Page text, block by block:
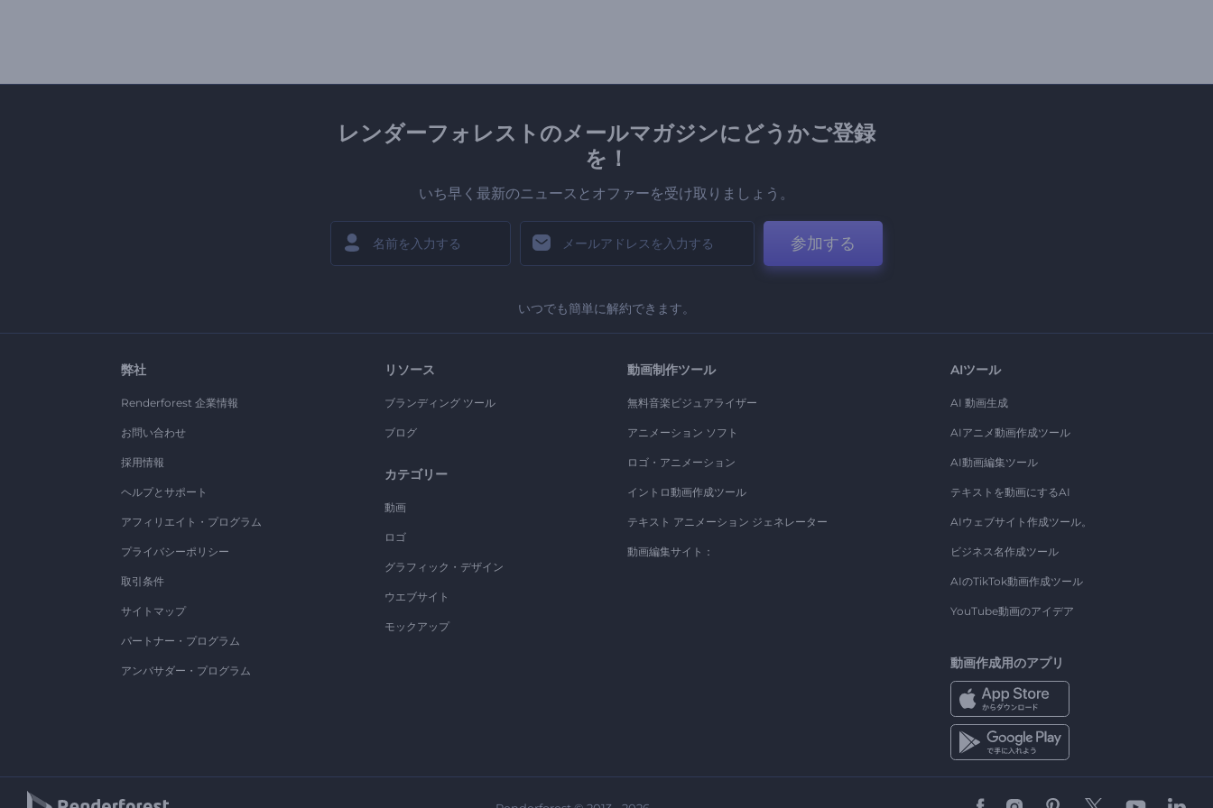
レンダーフォレストのメールマガジンにどうかご登録
を！
いち早く最新のニュースとオファーを受け取りましょう。
参加する
いつでも簡単に解約できます。
弊社
Renderforest 企業情報
お問い合わせ
採用情報
ヘルプとサポート
アフィリエイト・プログラム
プライバシーポリシー
取引条件
サイトマップ
パートナー・プログラム
アンバサダー・プログラム
リソース
ブランディング ツール
ブログ
カテゴリー
動画
ロゴ
グラフィック・デザイン
ウエブサイト
モックアップ
動画制作ツール
無料音楽ビジュアライザー
アニメーション ソフト
ロゴ・アニメーション
イントロ動画作成ツール
テキスト アニメーション ジェネレーター
動画編集サイト：
AIツール
AI 動画生成
AIアニメ動画作成ツール
AI動画編集ツール
テキストを動画にするAI
AIウェブサイト作成ツール。
ビジネス名作成ツール
AIのTikTok動画作成ツール
YouTube動画のアイデア
動画作成用のアプリ